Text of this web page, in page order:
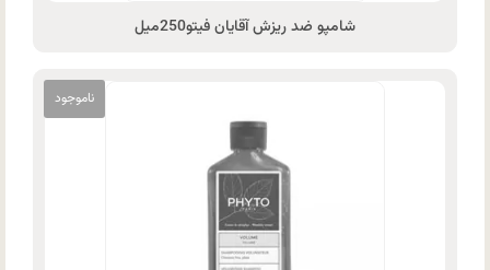
شامپو ضد ریزش آقایان فیتو250میل